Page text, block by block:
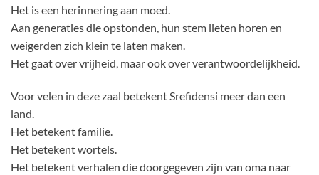
Het is een herinnering aan moed.
Aan generaties die opstonden, hun stem lieten horen en
weigerden zich klein te laten maken.
Het gaat over vrijheid, maar ook over verantwoordelijkheid.
Voor velen in deze zaal betekent Srefidensi meer dan een
land.
Het betekent familie.
Het betekent wortels.
Het betekent verhalen die doorgegeven zijn van oma naar